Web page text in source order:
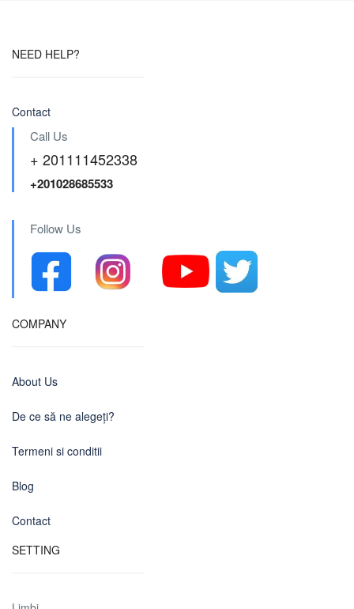
NEED HELP?
Contact
Call Us
+ 201111452338
+201028685533
Follow Us
COMPANY
About Us
De ce să ne alegeți?
Termeni si conditii
Blog
Contact
SETTING